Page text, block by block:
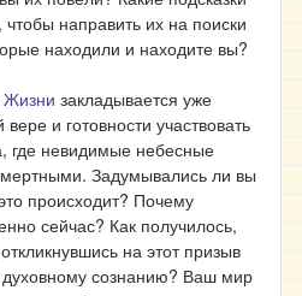
направить их на поиски
находили и находите вы?
Жизни закладывается уже
и готовности участвовать
где невидимые небесные
Задумывались ли вы
происходит? Почему
сейчас? Как получилось,
на этот призыв
сознанию? Ваш мир